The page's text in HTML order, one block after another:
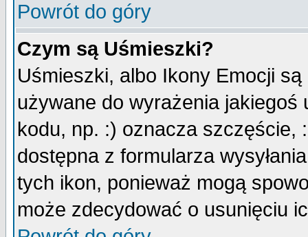
Powrót do góry
Czym są Uśmieszki?
Uśmieszki, albo Ikony Emocji
używane do wyrażenia
kodu, np. :) oznacza szczęście,
dostępna z formularza
tych ikon, ponieważ mogą
może zdecydować o usunięciu